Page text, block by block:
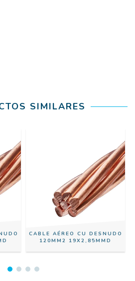
SIMILARES
CABLE AÉREO CU DESNUDO
120MM2 19X2,85MMD